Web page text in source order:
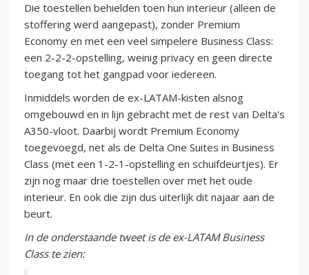
Die toestellen behielden toen hun interieur (alleen de
stoffering werd aangepast), zonder Premium
Economy en met een veel simpelere Business Class:
een 2-2-2-opstelling, weinig privacy en geen directe
toegang tot het gangpad voor iedereen.
Inmiddels worden de ex-LATAM-kisten alsnog
omgebouwd en in lijn gebracht met de rest van Delta's
A350-vloot. Daarbij wordt Premium Economy
toegevoegd, net als de Delta One Suites in Business
Class (met een 1-2-1-opstelling en schuifdeurtjes). Er
zijn nog maar drie toestellen over met het oude
interieur. En ook die zijn dus uiterlijk dit najaar aan de
beurt.
In de onderstaande tweet is de ex-LATAM Business
Class te zien: